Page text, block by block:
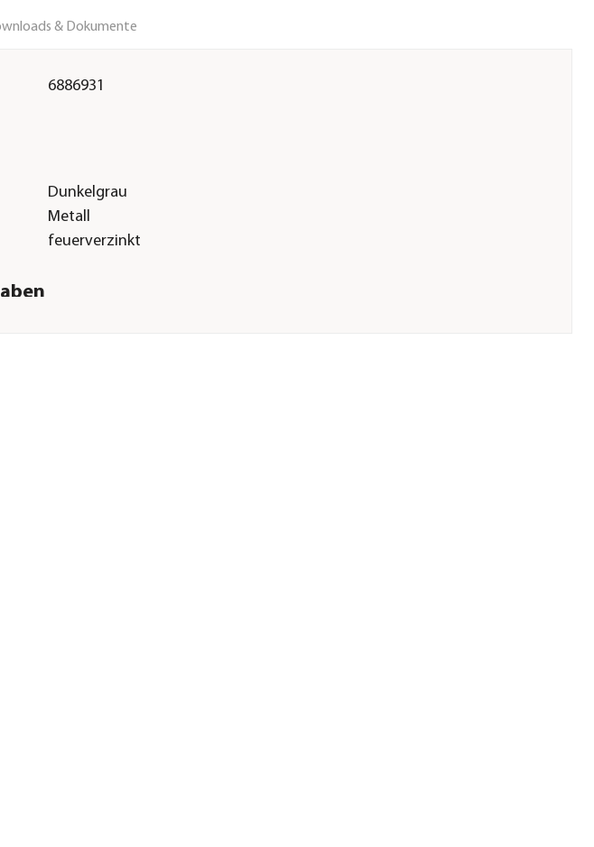
& Dokumente
6886931
Dunkelgrau
Metall
feuerverzinkt